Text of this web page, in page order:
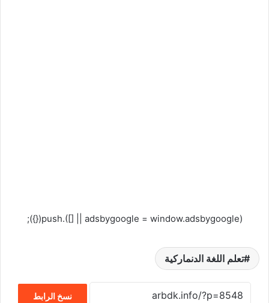
(adsbygoogle = window.adsbygoogle || []).push({});
تعلم اللغة الدنماركية
نسخ الرابط